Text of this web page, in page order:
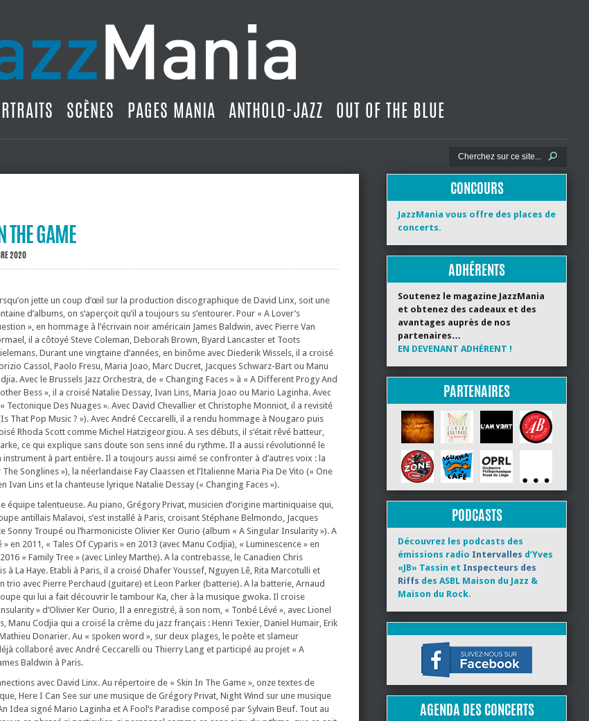
SCÈNES PAGES MANIA ANTHOLO-JAZZ OUT OF THE BLUE
THE GAME
2020
jette un coup d’œil sur la production discographique de David Linx, soit une
d’albums, on s’aperçoit qu’il a toujours su s’entourer. Pour « A Lover’s
», en hommage à l’écrivain noir américain James Baldwin, avec Pierre Van
il a côtoyé Steve Coleman, Deborah Brown, Byard Lancaster et Toots
Durant une vingtaine d’années, en binôme avec Diederik Wissels, il a croisé
Cassol, Paolo Fresu, Maria Joao, Marc Ducret, Jacques Schwarz-Bart ou Manu
Avec le Brussels Jazz Orchestra, de « Changing Faces » à « A Different Progy And
Bess », il a croisé Natalie Dessay, Ivan Lins, Maria Joao ou Mario Laginha. Avec
Tectonique Des Nuages ». Avec David Chevallier et Christophe Monniot, il a revisité
That Pop Music ? »). Avec André Ceccarelli, il a rendu hommage à Nougaro puis
Rhoda Scott comme Michel Hatzigeorgiou. A ses débuts, il s’était rêvé batteur,
ce qui explique sans doute son sens inné du rythme. Il a aussi révolutionné le
à part entière. Il a toujours aussi aimé se confronter à d’autres voix : la
Songlines »), la néerlandaise Fay Claassen et l’Italienne Maria Pia De Vito (« One
Ivan Lins et la chanteuse lyrique Natalie Dessay (« Changing Faces »).
équipe talentueuse. Au piano, Grégory Privat, musicien d’origine martiniquaise qui,
antillais Malavoi, s’est installé à Paris, croisant Stéphane Belmondo, Jacques
Sonny Troupé ou l’harmoniciste Olivier Ker Ourio (album « A Singular Insularity »). A
en 2011, « Tales Of Cyparis » en 2013 (avec Manu Codjia), « Luminescence » en
« Family Tree » (avec Linley Marthe). A la contrebasse, le Canadien Chris
à La Haye. Etabli à Paris, il a croisé Dhafer Youssef, Nguyen Lê, Rita Marcotulli et
trio avec Pierre Perchaud (guitare) et Leon Parker (batterie). A la batterie, Arnaud
qui lui a fait découvrir le tambour Ka, cher à la musique gwoka. Il croise
» d’Olivier Ker Ourio, Il a enregistré, à son nom, « Tonbé Lévé », avec Lionel
Manu Codjia qui a croisé la crème du jazz français : Henri Texier, Daniel Humair, Erik
Donarier. Au « spoken word », sur deux plages, le poète et slameur
collaboré avec André Ceccarelli ou Thierry Lang et participé au projet « A
Baldwin à Paris.
avec David Linx. Au répertoire de « Skin In The Game », onze textes de
Here I Can See sur une musique de Grégory Privat, Night Wind sur une musique
Idea signé Mario Laginha et A Fool’s Paradise composé par Sylvain Beuf. Tout au
CONCOURS
JazzMania vous offre des places de
concerts.
ADHÉRENTS
Soutenez le magazine JazzMania
et obtenez des cadeaux et des
avantages auprès de nos
partenaires…
EN DEVENANT ADHÉRENT !
PARTENAIRES
PODCASTS
Découvrez les podcasts des
émissions radio Intervalles d’Yves
«JB» Tassin et Inspecteurs des
Riffs des ASBL Maison du Jazz &
Maison du Rock.
AGENDA DES CONCERTS